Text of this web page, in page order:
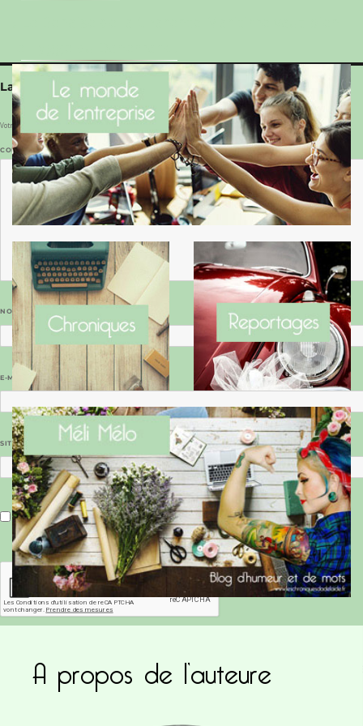
Laisser un commentaire
Votre adresse e-mail ne sera pas publiée. Les champs obligatoires sont indiqués avec*
COMMENTAIRE
NOM
E-MAIL
SITE WEB
Enregistrer mon nom, mon e-mail et mon site dans le navigateur pour mon prochain commentaire.
Ce site utilise Akismet pour réduire les
commentaires sont traitées
A propos de l’auteure